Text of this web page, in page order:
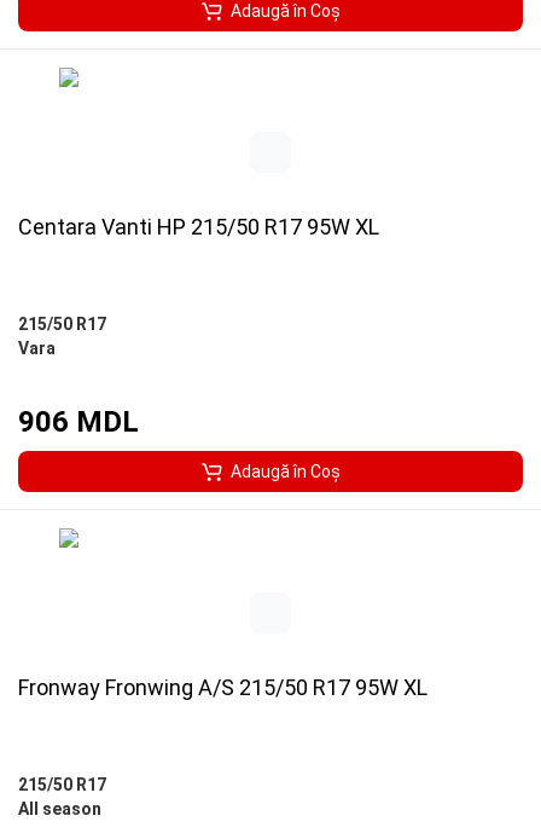
Adaugă în Coş
Centara Vanti HP 215/50 R17 95W XL
215/50 R17
Vara
906 MDL
Adaugă în Coş
Fronway Fronwing A/S 215/50 R17 95W XL
215/50 R17
All season